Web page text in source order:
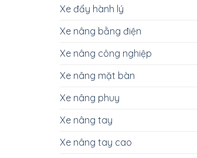
Xe đẩy hành lý
Xe nâng bằng điện
Xe nâng công nghiệp
Xe nâng mặt bàn
Xe nâng phuy
Xe nâng tay
Xe nâng tay cao